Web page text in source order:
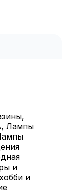
Лампы
и
и